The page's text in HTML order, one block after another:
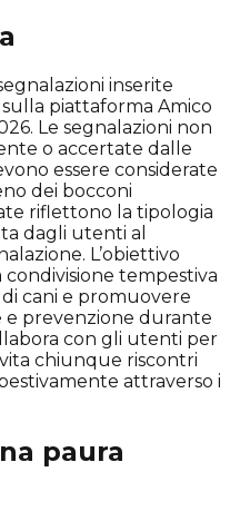
inserite
piattaforma Amico
Le segnalazioni non
o accertate dalle
essere considerate
dei bocconi
riflettono la tipologia
dagli utenti al
L’obiettivo
tempestiva
cani e promuovere
prevenzione durante
con gli utenti per
chiunque riscontri
attraverso i
paura